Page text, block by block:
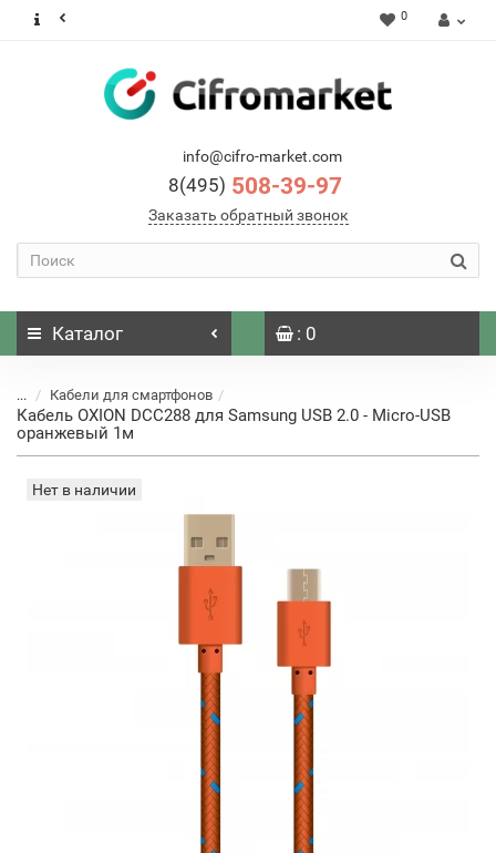
0
info@cifro-market.com
8(495) 508-39-97
Заказать обратный звонок
Каталог : 0
... Кабели для смартфонов
Кабель OXION DCC288 для Samsung USB 2.0 - Micro-USB
оранжевый 1м
Нет в наличии